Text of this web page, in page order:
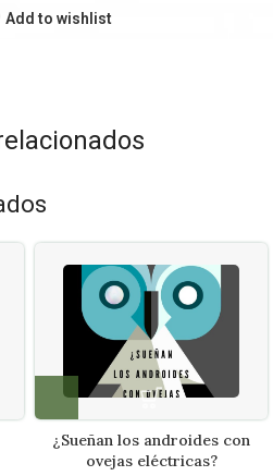
Add to wishlist
¿Sueñan los androides con
ovejas eléctricas?